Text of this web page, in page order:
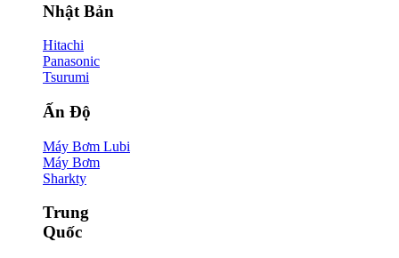
Nhật Bản
Hitachi
Panasonic
Tsurumi
Ấn Độ
Máy Bơm Lubi
Máy Bơm
Sharkty
Trung
Quốc